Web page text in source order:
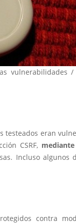
vulnerabilidades /
testeados eran
CSRF,
Incluso algunos
contra